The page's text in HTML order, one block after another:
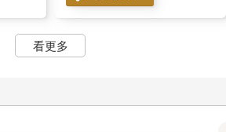
看更多